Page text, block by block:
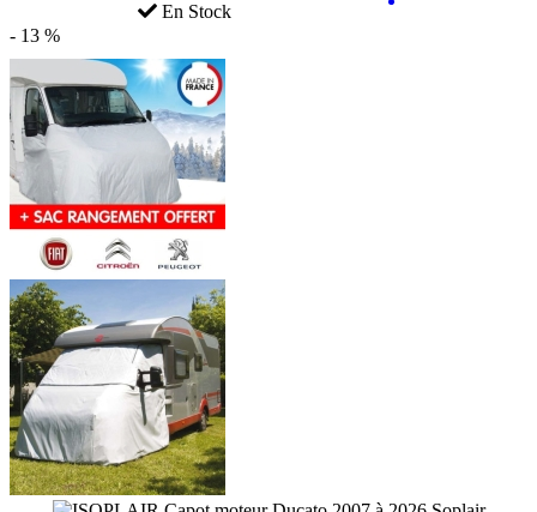
En Stock
- 13 %